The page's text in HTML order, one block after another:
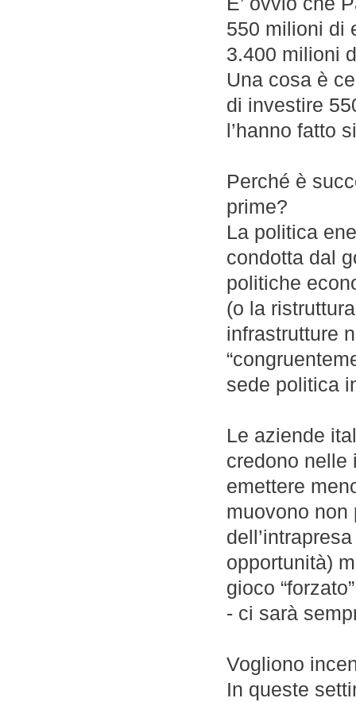
550 milioni di
3.400 milioni
Una cosa è
di investire
l’hanno fatto
Perché è
prime?
La politica
condotta dal
politiche
(o la
infrastrutture
sede politica
Le aziende
credono nelle
emettere
muovono non
opportunità)
gioco
- ci sarà
Vogliono
In queste